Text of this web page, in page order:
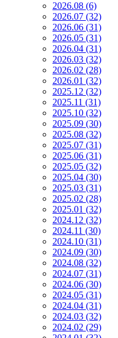
2026.08 (6)
2026.07 (32)
2026.06 (31)
2026.05 (31)
2026.04 (31)
2026.03 (32)
2026.02 (28)
2026.01 (32)
2025.12 (32)
2025.11 (31)
2025.10 (32)
2025.09 (30)
2025.08 (32)
2025.07 (31)
2025.06 (31)
2025.05 (32)
2025.04 (30)
2025.03 (31)
2025.02 (28)
2025.01 (32)
2024.12 (32)
2024.11 (30)
2024.10 (31)
2024.09 (30)
2024.08 (32)
2024.07 (31)
2024.06 (30)
2024.05 (31)
2024.04 (31)
2024.03 (32)
2024.02 (29)